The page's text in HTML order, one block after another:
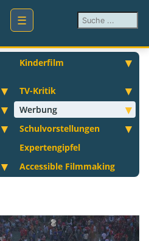
Suchen ...
Kinderfilm
TV-Kritik
Werbung
Schulvorstellungen
Expertengipfel
Accessible Filmmaking